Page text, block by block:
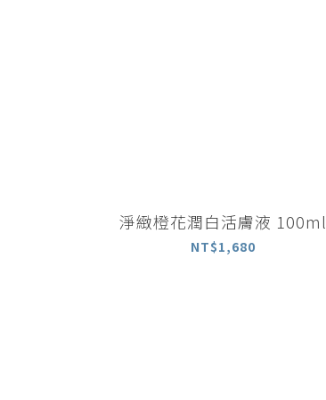
淨緻橙花潤白活膚液 100ml
NT$1,680